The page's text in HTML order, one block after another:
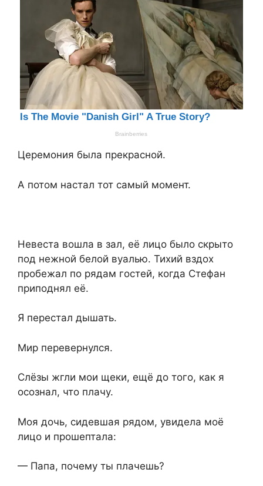
Церемония была прекрасной.
А потом настал тот самый момент.
Невеста вошла в зал, её лицо было скрыто
под нежной белой вуалью. Тихий вздох
пробежал по рядам гостей, когда Стефан
приподнял её.
Я перестал дышать.
Мир перевернулся.
Слёзы жгли мои щеки, ещё до того, как я
осознал, что плачу.
Моя дочь, сидевшая рядом, увидела моё
лицо и прошептала:
— Папа, почему ты плачешь?